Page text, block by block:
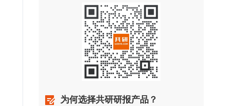
为何选择共研研报产品？